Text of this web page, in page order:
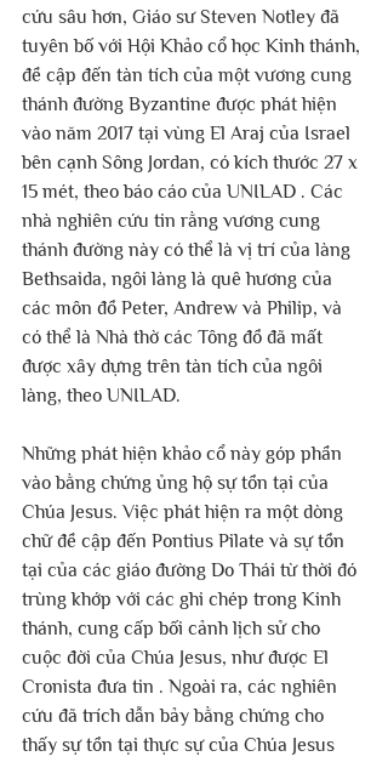
cứu sâu hơn, Giáo sư Steven Notley đã
tuyên bố với Hội Khảo cổ học Kinh thánh,
đề cập đến tàn tích của một vương cung
thánh đường Byzantine được phát hiện
vào năm 2017 tại vùng El Araj của Israel
bên cạnh Sông Jordan, có kích thước 27 x
15 mét, theo báo cáo của UNILAD . Các
nhà nghiên cứu tin rằng vương cung
thánh đường này có thể là vị trí của làng
Bethsaida, ngôi làng là quê hương của
các môn đồ Peter, Andrew và Philip, và
có thể là Nhà thờ các Tông đồ đã mất
được xây dựng trên tàn tích của ngôi
làng, theo UNILAD.
Những phát hiện khảo cổ này góp phần
vào bằng chứng ủng hộ sự tồn tại của
Chúa Jesus. Việc phát hiện ra một dòng
chữ đề cập đến Pontius Pilate và sự tồn
tại của các giáo đường Do Thái từ thời đó
trùng khớp với các ghi chép trong Kinh
thánh, cung cấp bối cảnh lịch sử cho
cuộc đời của Chúa Jesus, như được El
Cronista đưa tin . Ngoài ra, các nghiên
cứu đã trích dẫn bảy bằng chứng cho
thấy sự tồn tại thực sự của Chúa Jesus